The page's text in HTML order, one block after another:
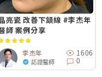
亮瓷 改善下頷線 #李杰年
師 案例分享
李杰年
認證醫師
1606
0